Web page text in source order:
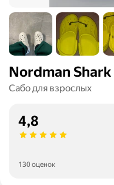
Nordman Shark
Сабо для взрослых
4,8
130 оценок